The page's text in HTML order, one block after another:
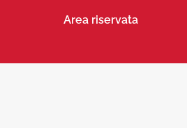
Area riservata